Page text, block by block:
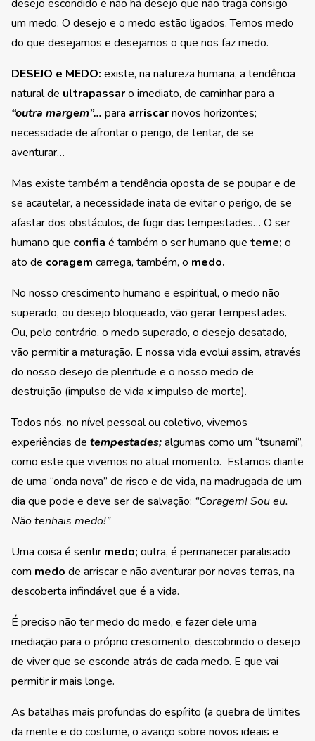
desejo escondido e não há desejo que não traga consigo
um medo. O desejo e o medo estão ligados. Temos medo
do que desejamos e desejamos o que nos faz medo.
DESEJO e MEDO: existe, na natureza humana, a tendência
natural de ultrapassaro imediato, de caminhar para a
“outra margem”… para arriscarnovos horizontes;
necessidade de afrontar o perigo, de tentar, de se
aventurar…
Mas existe também a tendência oposta de se poupar e de
se acautelar, a necessidade inata de evitar o perigo, de se
afastar dos obstáculos, de fugir das tempestades… O ser
humano que confia é também o ser humano que teme; o
ato de coragem carrega, também, o medo.
No nosso crescimento humano e espiritual, o medo não
superado, ou desejo bloqueado, vão gerar tempestades.
Ou, pelo contrário, o medo superado, o desejo desatado,
vão permitir a maturação. E nossa vida evolui assim, através
do nosso desejo de plenitude e o nosso medo de
destruição (impulso de vida x impulso de morte).
Todos nós, no nível pessoal ou coletivo, vivemos
experiências de tempestades;algumas como um “tsunami”,
como este que vivemos no atual momento. Estamos diante
de uma “onda nova” de risco e de vida, na madrugada de um
dia que pode e deve ser de salvação: “Coragem! Sou eu.
Não tenhais medo!”
Uma coisa é sentir medo; outra, é permanecer paralisado
com medo de arriscar e não aventurar por novas terras, na
descoberta infindável que é a vida.
É preciso não ter medo do medo, e fazer dele uma
mediação para o próprio crescimento, descobrindo o desejo
de viver que se esconde atrás de cada medo. E que vai
permitir ir mais longe.
As batalhas mais profundas do espírito (a quebra de limites
da mente e do costume, o avanço sobre novos ideais e